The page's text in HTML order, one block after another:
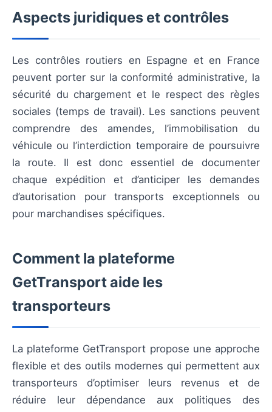
Aspects juridiques et contrôles
Les contrôles routiers en Espagne et en France
peuvent porter sur la conformité administrative, la
sécurité du chargement et le respect des règles
sociales (temps de travail). Les sanctions peuvent
comprendre des amendes, l’immobilisation du
véhicule ou l’interdiction temporaire de poursuivre
la route. Il est donc essentiel de documenter
chaque expédition et d’anticiper les demandes
d’autorisation pour transports exceptionnels ou
pour marchandises spécifiques.
Comment la plateforme
GetTransport aide les
transporteurs
La plateforme GetTransport propose une approche
flexible et des outils modernes qui permettent aux
transporteurs d’optimiser leurs revenus et de
réduire leur dépendance aux politiques des